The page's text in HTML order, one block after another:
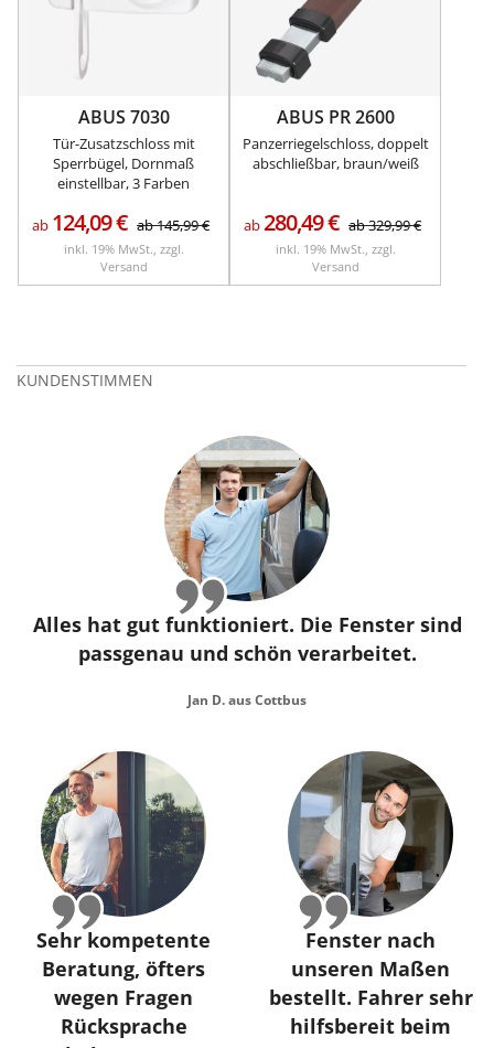
ABUS 7030
Tür-Zusatzschloss mit
Sperrbügel, Dornmaß
einstellbar, 3 Farben
ab 124,09€ ab145,99€
inkl. 19% MwSt., zzgl.
Versand
ABUS PR 2600
Panzerriegelschloss, doppelt
abschließbar, braun/weiß
ab280,49€ ab329,99€
inkl. 19% MwSt., zzgl.
Versand
KUNDENSTIMMEN
Alles hat gut funktioniert. Die Fenster sind
passgenau und schön verarbeitet.
Jan D. aus Cottbus
Sehr kompetente
Beratung, öfters
wegen Fragen
Rücksprache
Fenster nach
unseren Maßen
bestellt. Fahrer sehr
hilfsbereit beim